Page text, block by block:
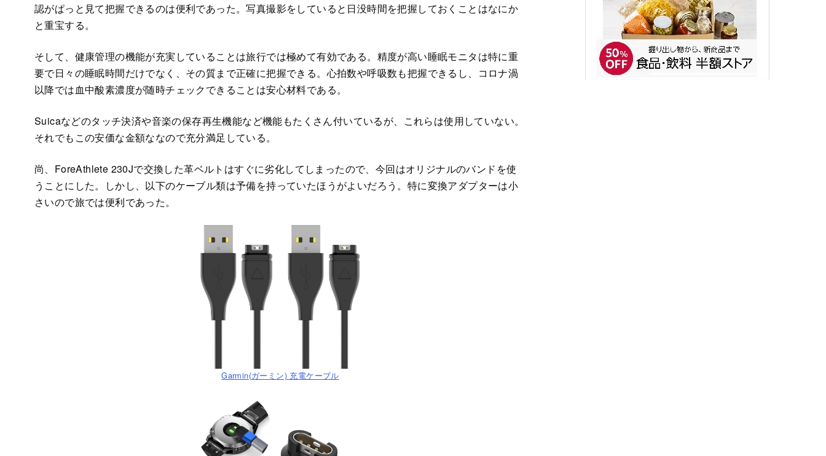
認がぱっと見て把握できるのは便利であった。写真撮影をしていると日没時間を把握しておくことはなにか
と重宝する。
そして、健康管理の機能が充実していることは旅行では極めて有効である。精度が高い睡眠モニタは特に重
要で日々の睡眠時間だけでなく、その質まで正確に把握できる。心拍数や呼吸数も把握できるし、コロナ渦
以降では血中酸素濃度が随時チェックできることは安心材料である。
Suicaなどのタッチ決済や音楽の保存再生機能など機能もたくさん付いているが、これらは使用していない。
それでもこの安価な金額ななので充分満足している。
尚、ForeAthlete 230Jで交換した革ベルトはすぐに劣化してしまったので、今回はオリジナルのバンドを使
うことにした。しかし、以下のケーブル類は予備を持っていたほうがよいだろう。特に変換アダプターは小
さいので旅では便利であった。
Garmin(ガーミン) 充電ケーブル